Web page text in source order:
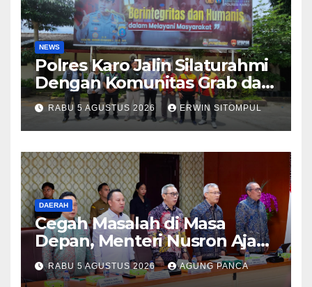
NEWS
Polres Karo Jalin Silaturahmi
Dengan Komunitas Grab dan
Giseh, Perkuat Sinergi Jaga
Kamtibmas Jelang HUT RI
ke-81
RABU 5 AGUSTUS 2026 ERWIN SITOMPUL
DAERAH
Cegah Masalah di Masa
Depan, Menteri Nusron Ajak
Pemda Percepat Sertipikasi
Tanah Rumah Ibadah di NTT
RABU 5 AGUSTUS 2026 AGUNG PANCA